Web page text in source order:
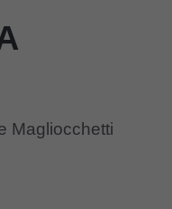
Magliocchetti